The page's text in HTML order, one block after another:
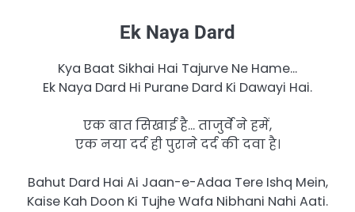
Ek Naya Dard
Kya Baat Sikhai Hai Tajurve Ne Hame…
Ek Naya Dard Hi Purane Dard Ki Dawayi Hai.
एक बात सिखाई है… ताजुर्वे ने हमें,
एक नया दर्द ही पुराने दर्द की दवा है।
Bahut Dard Hai Ai Jaan-e-Adaa Tere Ishq Mein,
Kaise Kah Doon Ki Tujhe Wafa Nibhani Nahi Aati.